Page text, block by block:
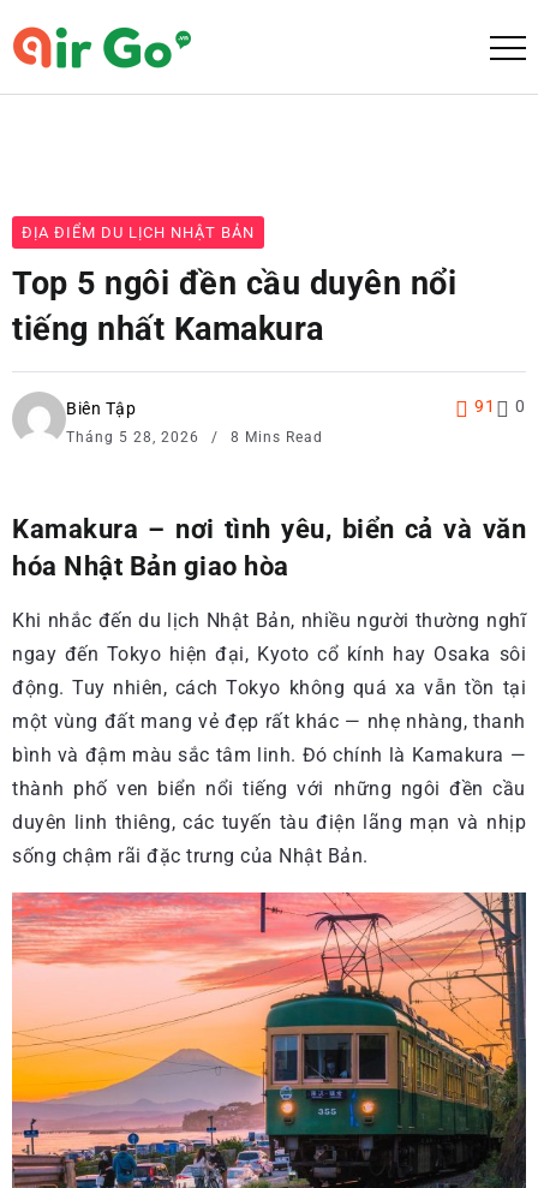
ĐỊA ĐIỂM DU LỊCH NHẬT BẢN
Top 5 ngôi đền cầu duyên nổi
tiếng nhất Kamakura
Biên Tập
Tháng 5 28, 2026 8 Mins Read
91 0
Kamakura – nơi tình yêu, biển cả và văn
hóa Nhật Bản giao hòa
Khi nhắc đến du lịch Nhật Bản, nhiều người thường nghĩ
ngay đến Tokyo hiện đại, Kyoto cổ kính hay Osaka sôi
động. Tuy nhiên, cách Tokyo không quá xa vẫn tồn tại
một vùng đất mang vẻ đẹp rất khác — nhẹ nhàng, thanh
bình và đậm màu sắc tâm linh. Đó chính là Kamakura —
thành phố ven biển nổi tiếng với những ngôi đền cầu
duyên linh thiêng, các tuyến tàu điện lãng mạn và nhịp
sống chậm rãi đặc trưng của Nhật Bản.